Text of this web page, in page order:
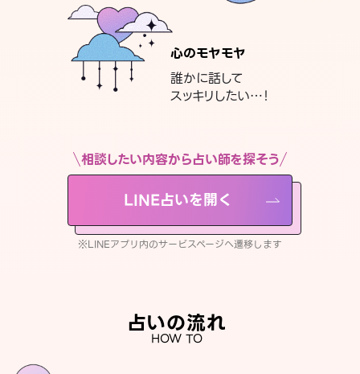
心のモヤモヤ
誰かに話して
スッキリしたい…！
相談したい内容から占い師を探そう
LINE占いを開く
※LINEアプリ内のサービスページへ遷移します
占いの流れ
HOW TO